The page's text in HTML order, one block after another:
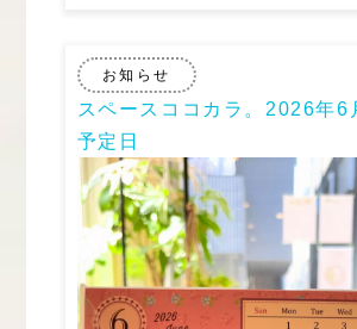
お知らせ
スペースココカラ。2026年6
予定日